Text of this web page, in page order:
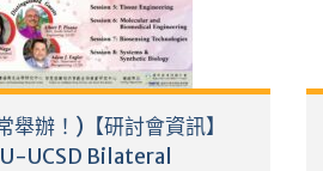
舉辦！)【研討會資訊】
UCSD Bilateral